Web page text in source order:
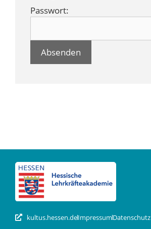
Passwort:
kultus.hessen.deImpressumDatenschutz